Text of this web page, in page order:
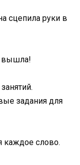
сцепила руки в
вышла!
задания для
каждое слово.